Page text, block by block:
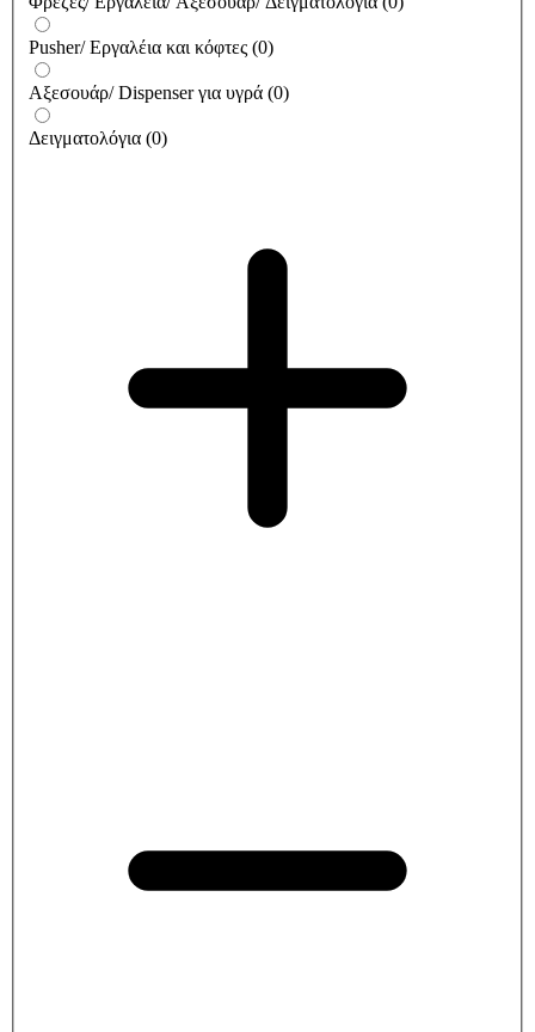
Pusher/ Εργαλέια και κόφτες (0)
Αξεσουάρ/ Dispenser για υγρά (0)
Δειγματολόγια (0)